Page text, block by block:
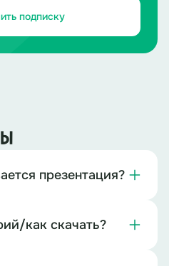
подписку
презентация?
как скачать?